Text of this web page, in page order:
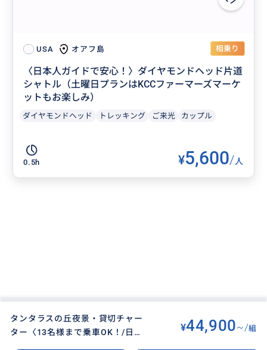
USA オアフ島 相乗り
〈日本人ガイドで安心！〉ダイヤモンドヘッド片道
シャトル（土曜日プランはKCCファーマーズマーケ
ットもお楽しみ）
ダイヤモンドヘッド トレッキング ご来光 カップル
0.5h ¥5,600/人
タンタラスの丘夜景・貸切チャー
ター〈13名様まで乗車OK！/日本
¥44,900~/組